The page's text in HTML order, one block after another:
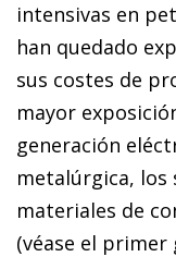
intensivas en
han quedado
sus costes de
mayor
generación
metalúrgica, los
materiales de
(véase el